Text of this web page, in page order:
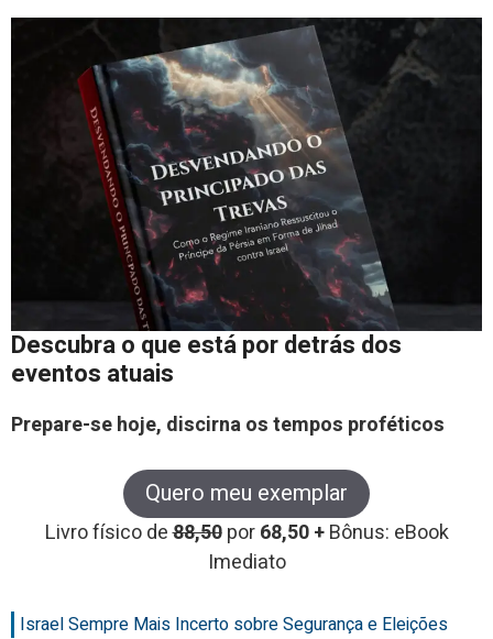
Descubra o que está por detrás dos
eventos atuais
Prepare-se hoje, discirna os tempos proféticos
Quero meu exemplar
Livro físico de88,50 por68,50 +Bônus: eBook
Imediato
Israel Sempre Mais Incerto sobre Segurança e Eleições